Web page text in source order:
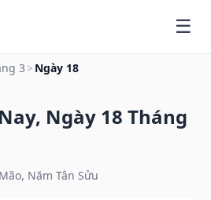
3 > Ngày 18
Ngày 18 Tháng
Năm Tân Sửu